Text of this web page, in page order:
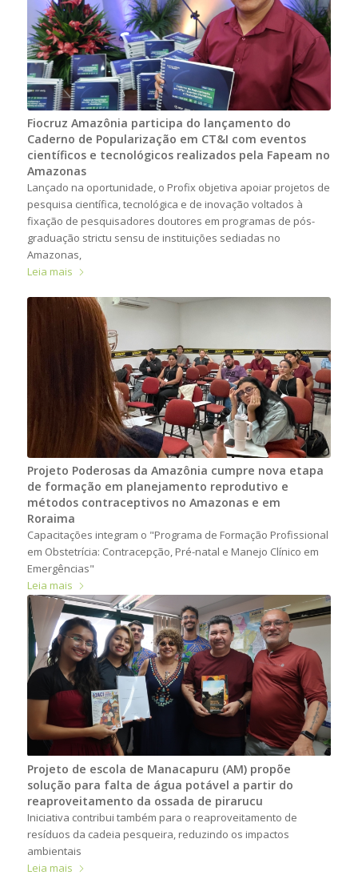
Fiocruz Amazônia participa do lançamento do
Caderno de Popularização em CT&I com eventos
científicos e tecnológicos realizados pela Fapeam no
Amazonas
Lançado na oportunidade, o Profix objetiva apoiar projetos de
pesquisa científica, tecnológica e de inovação voltados à
fixação de pesquisadores doutores em programas de pós-
graduação strictu sensu de instituições sediadas no
Amazonas,
Leia mais
Projeto Poderosas da Amazônia cumpre nova etapa
de formação em planejamento reprodutivo e
métodos contraceptivos no Amazonas e em
Roraima
Capacitações integram o "Programa de Formação Profissional
em Obstetrícia: Contracepção, Pré-natal e Manejo Clínico em
Emergências"
Leia mais
Projeto de escola de Manacapuru (AM) propõe
solução para falta de água potável a partir do
reaproveitamento da ossada de pirarucu
Iniciativa contribui também para o reaproveitamento de
resíduos da cadeia pesqueira, reduzindo os impactos
ambientais
Leia mais